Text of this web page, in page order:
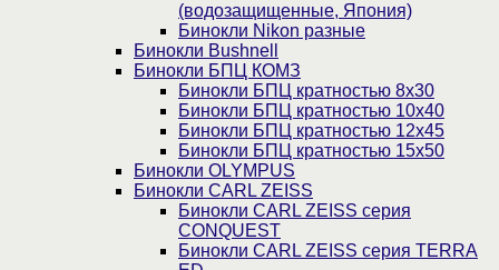
(водозащищенные, Япония)
Бинокли Nikon разные
Бинокли Bushnell
Бинокли БПЦ КОМЗ
Бинокли БПЦ кратностью 8х30
Бинокли БПЦ кратностью 10х40
Бинокли БПЦ кратностью 12х45
Бинокли БПЦ кратностью 15х50
Бинокли OLYMPUS
Бинокли CARL ZEISS
Бинокли CARL ZEISS серия
CONQUEST
Бинокли CARL ZEISS серия TERRA